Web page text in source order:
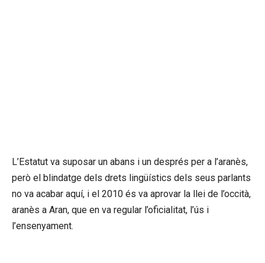
L’Estatut va suposar un abans i un després per a l’aranès,
però el blindatge dels drets lingüístics dels seus parlants
no va acabar aquí, i el 2010 és va aprovar la llei de l’occità,
aranès a Aran, que en va regular l’oficialitat, l’ús i
l’ensenyament.